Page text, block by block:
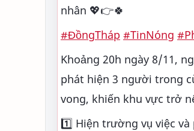
nhân 💖👉🍀
#ĐồngTháp #TinNóng
Khoảng 20h ngày 8/11,
phát hiện 3 người trong
vong, khiến khu vực trở
1️⃣ Hiện trường vụ việc